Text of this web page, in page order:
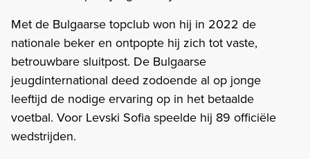
Met de Bulgaarse topclub won hij in 2022 de
nationale beker en ontpopte hij zich tot vaste,
betrouwbare sluitpost. De Bulgaarse
jeugdinternational deed zodoende al op jonge
leeftijd de nodige ervaring op in het betaalde
voetbal. Voor Levski Sofia speelde hij 89 officiële
wedstrijden.